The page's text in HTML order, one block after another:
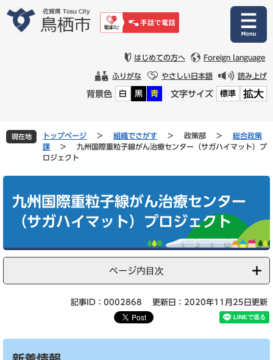
文
はじめての方へ Foreign language
ふりがな やさしい日本語 読み上げ
背景色 白 黒 青 文字サイズ 標準 拡大
現在地 トップページ > 組織でさがす > 政策部 >
総合政策
課
>
九州国際重粒子線がん治療センター（サガハイマット）プ
ロジェクト
九州国際重粒子線がん治療センター
（サガハイマット）プロジェクト
ページ内目次
記事ID：0002868 更新日：2020年11月25日更新